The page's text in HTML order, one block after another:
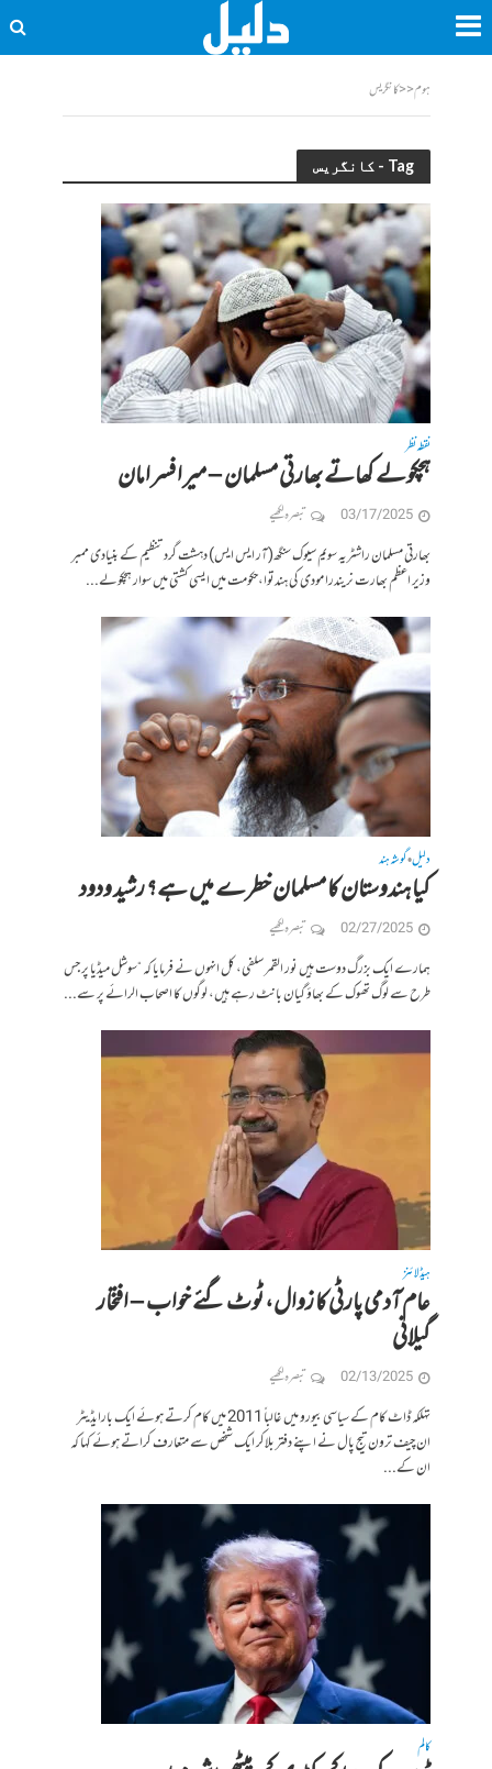
ہوم<<کانگریس
Tag - کانگریس
نقطہ نظر
ہچکولے کھاتے بھارتی مسلمان – میر افسر امان
03/17/2025 تبصرہ لکھیے
بھارتی مسلمان راشٹریہ سویم سیوک سنگھ(آر ایس ایس) دہشت گرد تنظیم کے بنیادی ممبر
وزیر اعظم بھارت نریندرا مودی کی ہندتوا،حکومت میں ایسی کشتی میں سوار ہچکولے...
دلیل•گوشہ ہند
کیا ہندوستان کا مسلمان خطرے میں ہے؟ رشید ودود
02/27/2025 تبصرہ لکھیے
ہمارے ایک بزرگ دوست ہیں نور القمر سلفی، کل انہوں نے فرمایا کہ “سوشل میڈیا پر جس
طرح سے لوگ تھوک کے بھاؤ گیان بانٹ رہے ہیں، لوگوں کا اصحاب الرائے پر سے...
ہیڈلائنز
عام آدمی پارٹی کا زوال، ٹوٹ گئے خواب – افتخار
گیلانی
02/13/2025 تبصرہ لکھیے
تہلکہ ڈاٹ کام کے سیاسی بیورو میں غالباً 2011 میں کام کرتے ہوئے ایک بارایڈیٹر
ان چیف ترون تیج پال نے اپنے دفتر بلاکر ایک شخص سے متعارف کراتے ہوئے کہا کہ
ان کے...
کالم